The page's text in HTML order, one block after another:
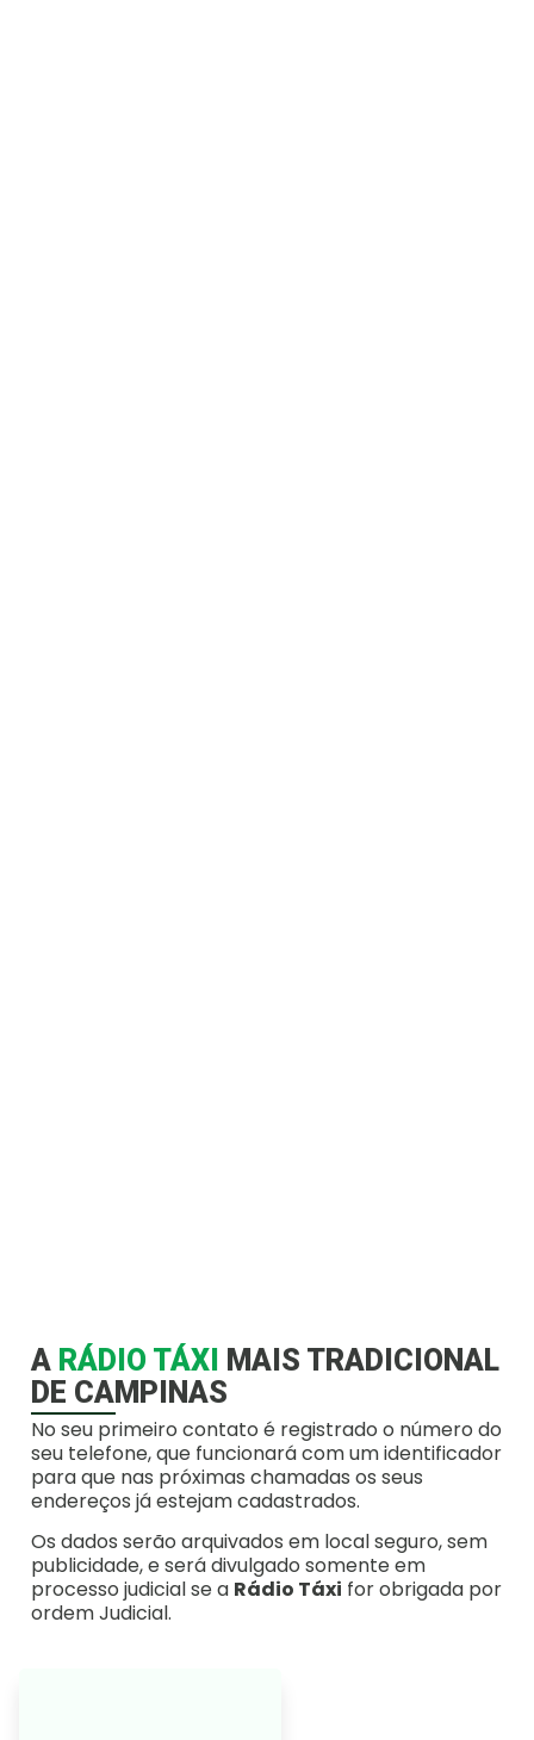
A RÁDIO TÁXI
MAIS TRADICIONAL
DE CAMPINAS
No seu primeiro contato é registrado o número do
seu telefone, que funcionará com um identificador
para que nas próximas chamadas os seus
endereços já estejam cadastrados.
Os dados serão arquivados em local seguro, sem
publicidade, e será divulgado somente em
processo judicial se a Rádio Táxi for obrigada por
ordem Judicial.